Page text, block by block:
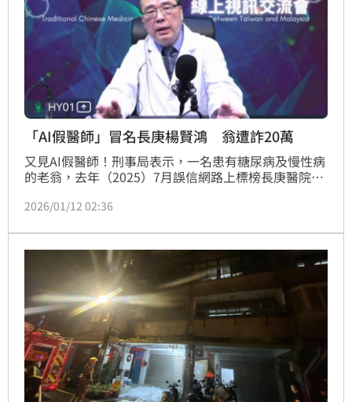
「AI假醫師」冒名長庚楊賢鴻 翁遭詐20萬
又見AI假醫師！刑事局表示，一名患有糖尿病及慢性病
的老翁，去年（2025）7月誤信網路上標榜長庚醫院中
長庚醫院今（12）日表示，楊賢鴻已於去年12月24日
2026/01/12 02:36